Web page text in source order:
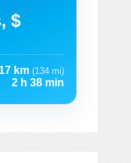
$
km (134 mi)
2 h 38 min